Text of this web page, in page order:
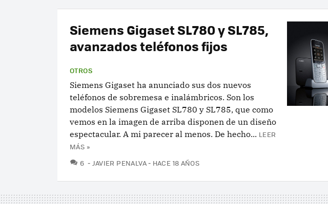
Siemens Gigaset SL780 y SL785,
avanzados teléfonos fijos
OTROS
Siemens Gigaset ha anunciado sus dos nuevos
teléfonos de sobremesa e inalámbricos. Son los
modelos Siemens Gigaset SL780 y SL785, que como
vemos en la imagen de arriba disponen de un diseño
espectacular. A mi parecer al menos. De hecho... LEER
MÁS »
6 COMENTARIOS
JAVIER PENALVA HACE 18 AÑOS